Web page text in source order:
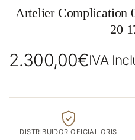
Artelier Complication
20
2.300,00€IVA
DISTRIBUIDOR OFICIAL ORIS